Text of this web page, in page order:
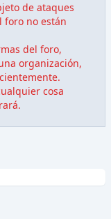
de ataques
foro no están
del foro,
organización,
cosa